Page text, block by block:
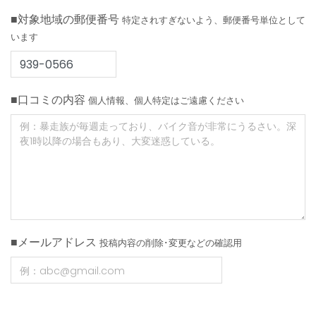
■対象地域の郵便番号 特定されすぎないよう、郵便番号単位として
います
■口コミの内容 個人情報、個人特定はご遠慮ください
■メールアドレス 投稿内容の削除･変更などの確認用